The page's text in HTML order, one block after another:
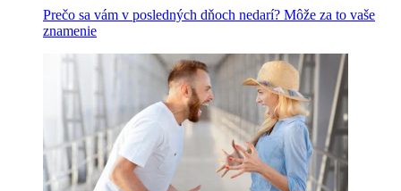
Prečo sa vám v posledných dňoch nedarí? Môže za to vaše
znamenie